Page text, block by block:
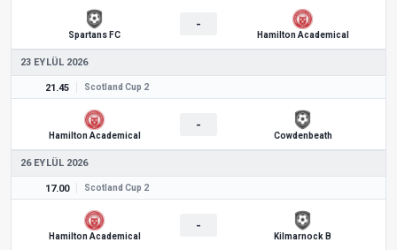
Spartans FC
-
Hamilton Academical
23 EYLÜL 2026
21.45 Scotland Cup 2
Hamilton Academical
-
Cowdenbeath
26 EYLÜL 2026
17.00 Scotland Cup 2
Hamilton Academical
-
Kilmarnock B